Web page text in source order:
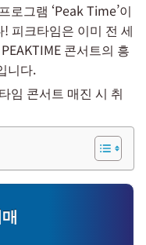
로그램 ‘Peak Time’이
피크타임은 이미 전 세
콘서트의 흥
니다.
임 콘서트 매진 시 취